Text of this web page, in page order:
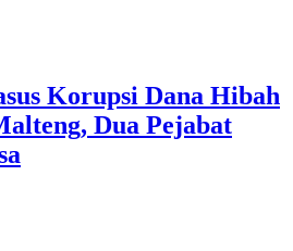
Korupsi Dana Hibah
Dua Pejabat